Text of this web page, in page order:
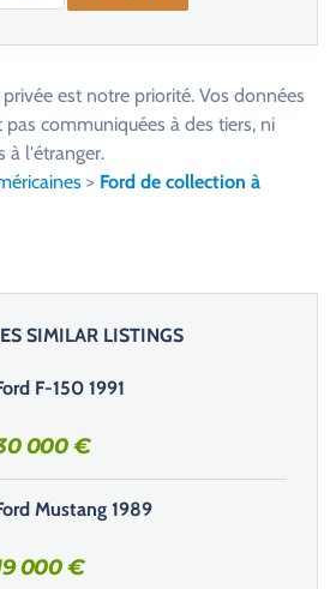
est notre priorité. Vos données
communiquées à des tiers, ni
à l'étranger.
> Ford de collection à
SIMILAR LISTINGS
F-150 1991
000€
Mustang 1989
000€